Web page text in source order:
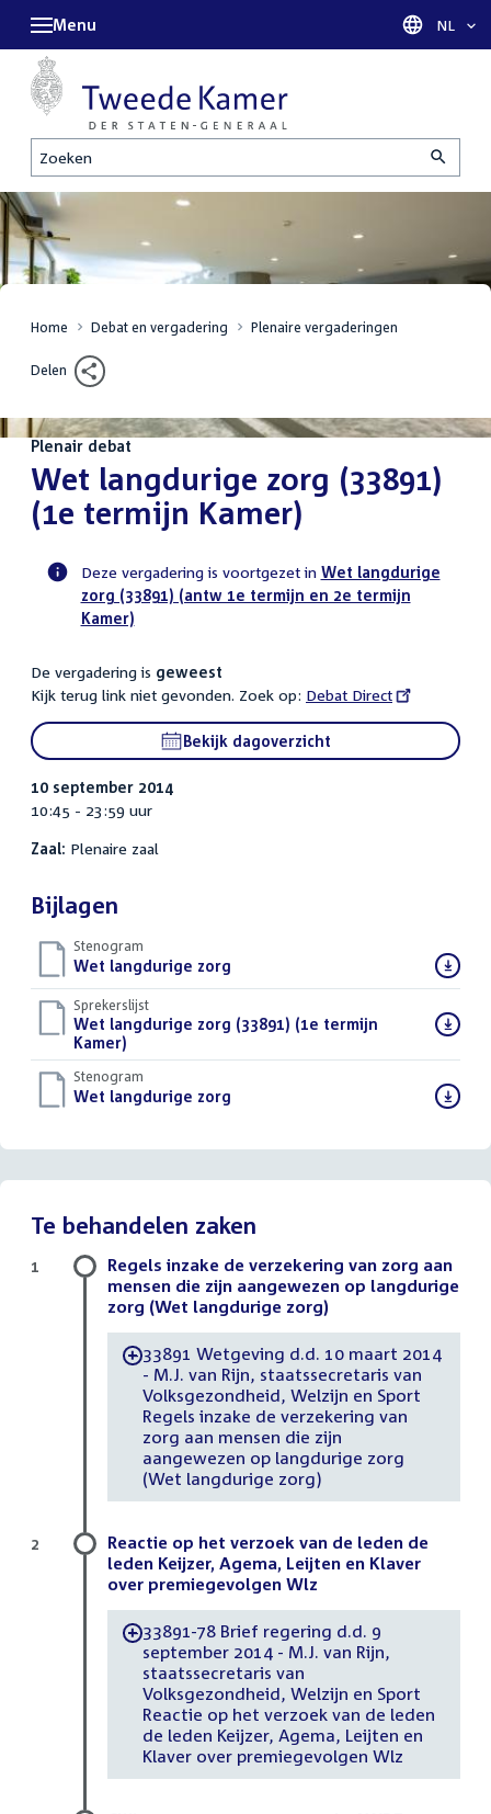
Zoeken
Menu Taal
NL
Home Debat en vergadering Plenaire vergaderingen
Delen
Plenair debat
:Wet langdurige zorg (33891)
(1e termijn Kamer)
Voortgangsstatus
plenaire
activiteit
Deze vergadering is voortgezet in Wet langdurige
zorg (33891) (antw 1e termijn en 2e termijn
Kamer)
De vergadering is geweest
Kijk terug link niet gevonden. Zoek op: External
link:
Debat Direct
Bekijk dagoverzicht
10 september 2014
10:45 - 23:59 uur
Zaal: Plenaire zaal
Bijlagen
Stenogram
Download
bestand:
Wet langdurige zorg
Sprekerslijst
Download
bestand:
Wet langdurige zorg (33891) (1e termijn
Kamer)
Stenogram
Download
Wet langdurige zorg
Te behandelen zaken
Regels inzake de verzekering van zorg aan
mensen die zijn aangewezen op langdurige
zorg (Wet langdurige zorg)
-33891 Wetgeving d.d. 10 maart 2014
- M.J. van Rijn, staatssecretaris van
Volksgezondheid, Welzijn en Sport
Regels inzake de verzekering van
zorg aan mensen die zijn
aangewezen op langdurige zorg
(Wet langdurige zorg)
1
Reactie op het verzoek van de leden de
leden Keijzer, Agema, Leijten en Klaver
over premiegevolgen Wlz
-33891-78 Brief regering d.d. 9
september 2014 - M.J. van Rijn,
staatssecretaris van
Volksgezondheid, Welzijn en Sport
Reactie op het verzoek van de leden
de leden Keijzer, Agema, Leijten en
Klaver over premiegevolgen Wlz
2